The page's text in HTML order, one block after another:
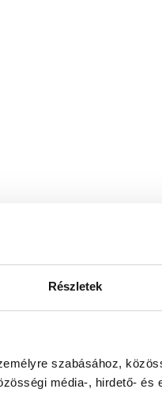
Részletek
szabásához,
média-, hirdető-